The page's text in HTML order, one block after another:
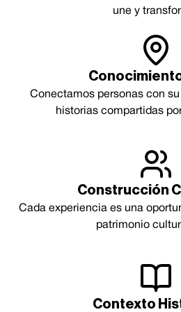
une y
Conectamos personas con
historias compartidas
Construcción
Cada experiencia es una
patrimonio
Contexto